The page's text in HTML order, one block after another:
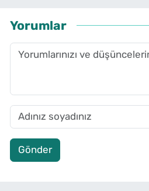
Yorumlar
Gönder